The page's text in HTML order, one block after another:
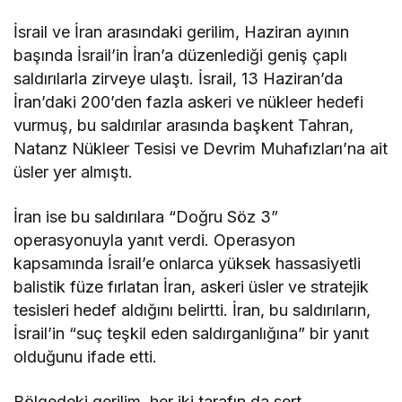
İsrail ve İran arasındaki gerilim, Haziran ayının
başında İsrail’in İran’a düzenlediği geniş çaplı
saldırılarla zirveye ulaştı. İsrail, 13 Haziran’da
İran’daki 200’den fazla askeri ve nükleer hedefi
vurmuş, bu saldırılar arasında başkent Tahran,
Natanz Nükleer Tesisi ve Devrim Muhafızları’na ait
üsler yer almıştı.
İran ise bu saldırılara “Doğru Söz 3”
operasyonuyla yanıt verdi. Operasyon
kapsamında İsrail’e onlarca yüksek hassasiyetli
balistik füze fırlatan İran, askeri üsler ve stratejik
tesisleri hedef aldığını belirtti. İran, bu saldırıların,
İsrail’in “suç teşkil eden saldırganlığına” bir yanıt
olduğunu ifade etti.